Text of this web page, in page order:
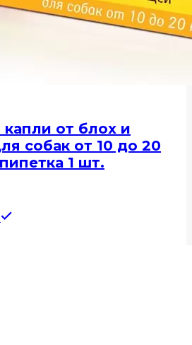
капли от блох и
собак от 10 до 20
1 шт.